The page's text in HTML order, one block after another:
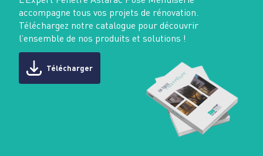
accompagne tous vos projets de rénovation.
Téléchargez notre catalogue pour découvrir
l’ensemble de nos produits et solutions !
Télécharger